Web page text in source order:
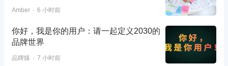
Amber 6 小时前
你好，我是你的用户：请一起定义2030的
品牌世界
品牌猿 7 小时前